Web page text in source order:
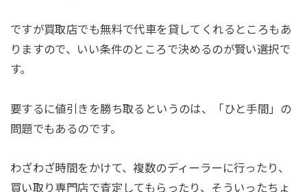
ですが買取店でも無料で代車を貸してくれるところもあ
りますので、いい条件のところで決めるのが賢い選択で
す。
要するに値引きを勝ち取るというのは、「ひと手間」の
問題でもあるのです。
わざわざ時間をかけて、複数のディーラーに行ったり、
買い取り専門店で査定してもらったり、そういったちょ